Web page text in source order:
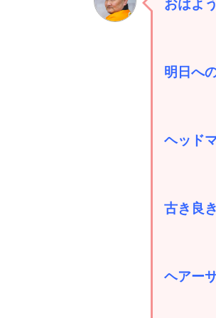
明日へ
ヘッド
古き良
ヘアー